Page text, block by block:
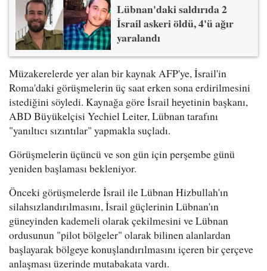
Lübnan'daki saldırıda 2
İsrail askeri öldü, 4'ü ağır
yaralandı
Müzakerelerde yer alan bir kaynak AFP'ye, İsrail'in
Roma'daki görüşmelerin üç saat erken sona erdirilmesini
istediğini söyledi. Kaynağa göre İsrail heyetinin başkanı,
ABD Büyükelçisi Yechiel Leiter, Lübnan tarafını
"yanıltıcı sızıntılar" yapmakla suçladı.
Görüşmelerin üçüncü ve son gün için perşembe günü
yeniden başlaması bekleniyor.
Önceki görüşmelerde İsrail ile Lübnan Hizbullah'ın
silahsızlandırılmasını, İsrail güçlerinin Lübnan'ın
güneyinden kademeli olarak çekilmesini ve Lübnan
ordusunun "pilot bölgeler" olarak bilinen alanlardan
başlayarak bölgeye konuşlandırılmasını içeren bir çerçeve
anlaşması üzerinde mutabakata vardı.